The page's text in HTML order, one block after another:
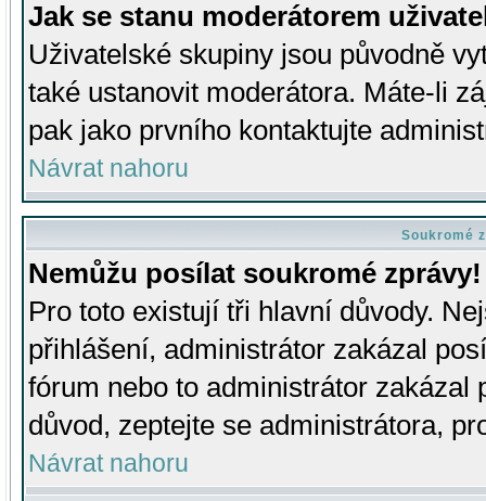
Jak se stanu moderátorem
Uživatelské skupiny jsou původně
také ustanovit moderátora. Máte-li
pak jako prvního kontaktujte
Návrat nahoru
Soukromé
Nemůžu posílat soukromé zprávy!
Pro toto existují tři hlavní důvody.
přihlášení, administrátor zakázal
fórum nebo to administrátor zakázal
důvod, zeptejte se administrátora,
Návrat nahoru